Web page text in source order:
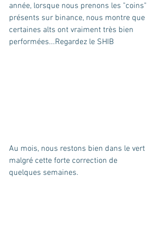
année, lorsque nous prenons les "coins"
présents sur binance, nous montre que
certaines alts ont vraiment très bien
performées...Regardez le SHIB
Au mois, nous restons bien dans le vert
malgré cette forte correction de
quelques semaines.